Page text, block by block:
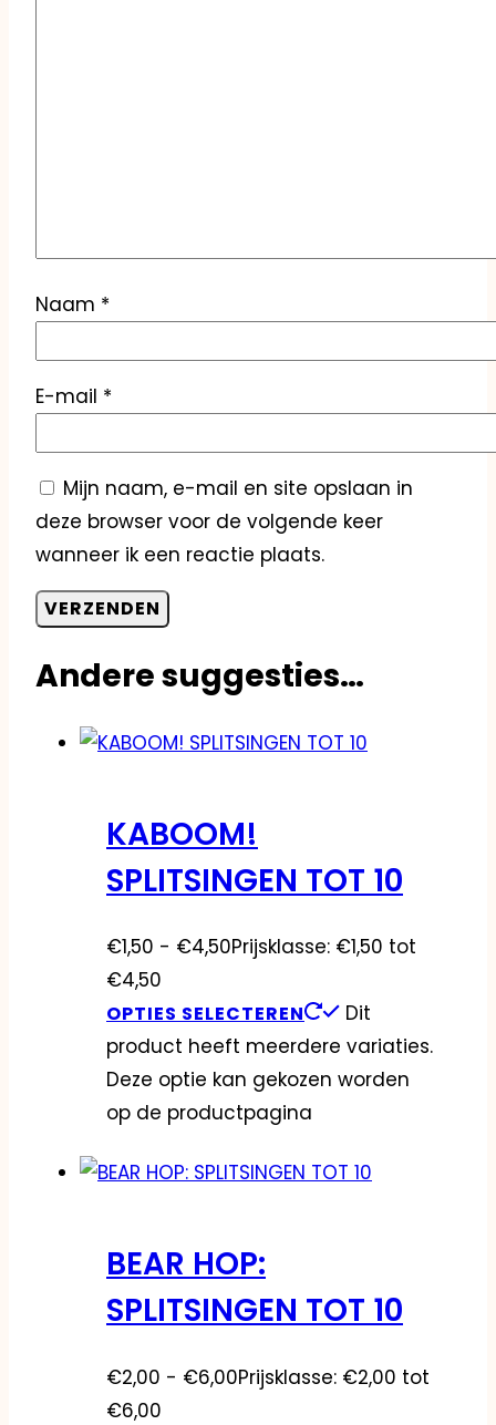
Naam *
E-mail *
Mijn naam, e-mail en site opslaan in
deze browser voor de volgende keer
wanneer ik een reactie plaats.
Andere suggesties…
KABOOM!
SPLITSINGEN TOT 10
€1,50 - €4,50Prijsklasse: €1,50 tot
€4,50
OPTIES SELECTEREN
Dit
product heeft meerdere variaties.
Deze optie kan gekozen worden
op de productpagina
BEAR HOP:
SPLITSINGEN TOT 10
€2,00 - €6,00Prijsklasse: €2,00 tot
€6,00